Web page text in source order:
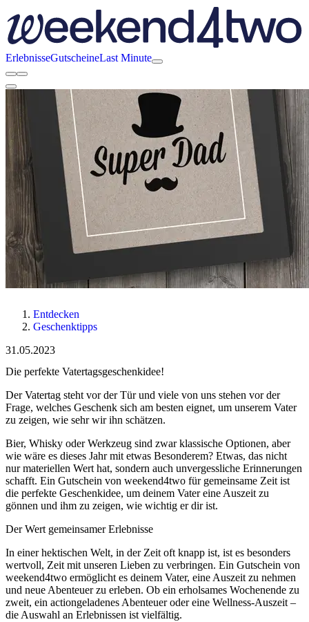
ErlebnisseGutscheineLast Minute
Entdecken
Geschenktipps
31.05.2023
Die perfekte Vatertagsgeschenkidee!
Der Vatertag steht vor der Tür und viele von uns stehen vor der
Frage, welches Geschenk sich am besten eignet, um unserem Vater
zu zeigen, wie sehr wir ihn schätzen.
Bier, Whisky oder Werkzeug sind zwar klassische Optionen, aber
wie wäre es dieses Jahr mit etwas Besonderem? Etwas, das nicht
nur materiellen Wert hat, sondern auch unvergessliche Erinnerungen
schafft. Ein Gutschein von weekend4two für gemeinsame Zeit ist
die perfekte Geschenkidee, um deinem Vater eine Auszeit zu
gönnen und ihm zu zeigen, wie wichtig er dir ist.
Der Wert gemeinsamer Erlebnisse
In einer hektischen Welt, in der Zeit oft knapp ist, ist es besonders
wertvoll, Zeit mit unseren Lieben zu verbringen. Ein Gutschein von
weekend4two ermöglicht es deinem Vater, eine Auszeit zu nehmen
und neue Abenteuer zu erleben. Ob ein erholsames Wochenende zu
zweit, ein actiongeladenes Abenteuer oder eine Wellness-Auszeit –
die Auswahl an Erlebnissen ist vielfältig.